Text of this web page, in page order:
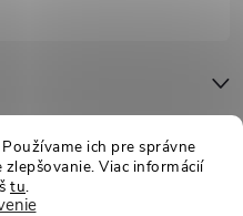
ich pre správne
Viac informácií
tu.